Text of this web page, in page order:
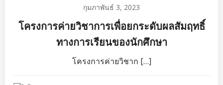
กุมภาพันธ์ 3, 2023
โครงการค่ายวิชาการเพื่อยกระดับผลสัมฤทธิ์
ทางการเรียนของนักศึกษา
โครงการค่ายวิชาก […]